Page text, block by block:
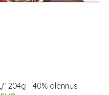
204g - 40% alennus